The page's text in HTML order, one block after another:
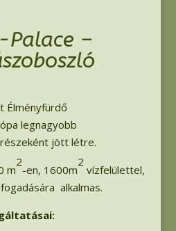
Palace –
Élményfürdő
legnagyobb
jött létre.
m
2
-en, 1600m
2
vízfelülettel,
alkalmas.